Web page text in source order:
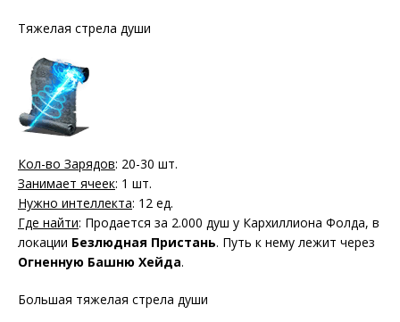
Тяжелая стрела души
Кол-во Зарядов: 20-30 шт.
Занимает ячеек: 1 шт.
Нужно интеллекта: 12 ед.
Где найти: Продается за 2.000 душ у Кархиллиона Фолда, в
локации Безлюдная Пристань. Путь к нему лежит через
Огненную Башню Хейда.
Большая тяжелая стрела души